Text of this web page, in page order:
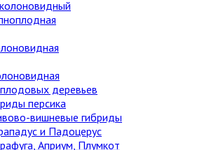
деревьев
персика
вишневые гибриды
и Падоцерус
Априум, Плумкот